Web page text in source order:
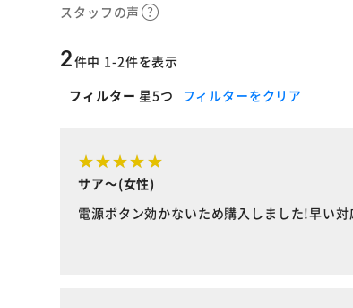
スタッフの声
2件中 1-2件を表示
フィルター 星5つ フィルターをクリア
サア～(女性)
電源ボタン効かないため購入しました!早い